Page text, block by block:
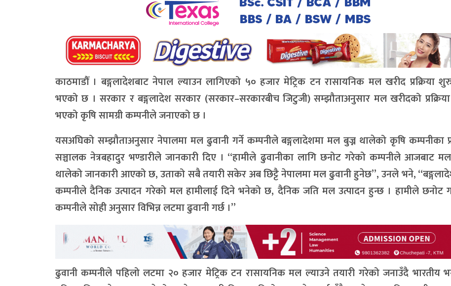
काठमाडौँ । बङ्गलादेशबाट नेपाल ल्याउन लागिएको ५० हजार मेट्रिक टन रासायनिक मल खरीद प्रक्रिया
भएको छ । सरकार र बङ्गलादेश सरकार (सरकार–सरकारबीच जिटुजी) सम्झौताअनुसार मल खरीदको
भएको कृषि सामग्री कम्पनीले जनाएको छ ।
यसअघिको सम्झौताअनुसार नेपालमा मल ढुवानी गर्ने कम्पनीले बङ्गलादेशमा मल बुज्न थालेको कृषि कम्पनीका
सञ्चालक नेत्रबहादुर भण्डारीले जानकारी दिए । “हामीले ढुवानीका लागि छनोट गरेको कम्पनीले आजबाट
थालेको जानकारी आएको छ, उताको सबै तयारी सकेर अब छिट्टै नेपालमा मल ढुवानी हुनेछ”, उनले भने,
कम्पनीले दैनिक उत्पादन गरेको मल हामीलाई दिने भनेको छ, दैनिक जति मल उत्पादन हुन्छ । हामीले छनोट
कम्पनीले सोही अनुसार विभिन्न लटमा ढुवानी गर्छ ।”
ढुवानी कम्पनीले पहिलो लटमा २० हजार मेट्रिक टन रासायनिक मल ल्याउने तयारी गरेको जनाउँदै भारतीय